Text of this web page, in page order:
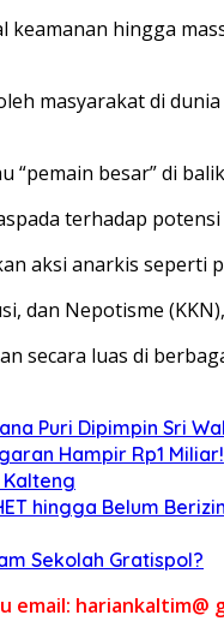
keamanan hingga
masyarakat di
besar” di
terhadap
aksi anarkis seperti
dan Nepotisme
secara luas di
Puri Dipimpin Sri
Hampir Rp1 Miliar!
Kalteng
hingga Belum Berizin
Sekolah Gratispol?
email: hariankaltim@